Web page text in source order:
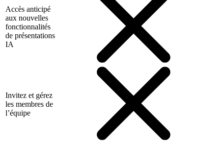
Accès anticipé
aux nouvelles
fonctionnalités
de présentations
IA
Invitez et gérez
les membres de
l’équipe